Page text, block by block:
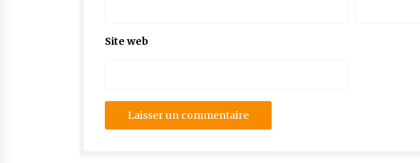
Site web